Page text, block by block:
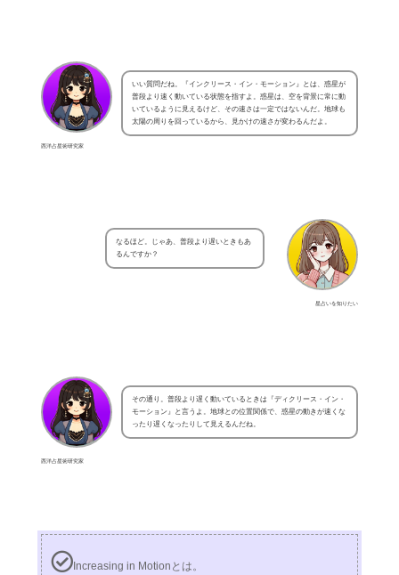
西洋占星術研究家
いい質問だね。『インクリース・イン・モーション』とは、惑星が
普段より速く動いている状態を指すよ。惑星は、空を背景に常に動
いているように見えるけど、その速さは一定ではないんだ。地球も
太陽の周りを回っているから、見かけの速さが変わるんだよ。
星占いを知りたい
なるほど。じゃあ、普段より遅いときもあ
るんですか？
西洋占星術研究家
その通り。普段より遅く動いているときは『ディクリース・イン・
モーション』と言うよ。地球との位置関係で、惑星の動きが速くな
ったり遅くなったりして見えるんだね。
Increasing in Motionとは。